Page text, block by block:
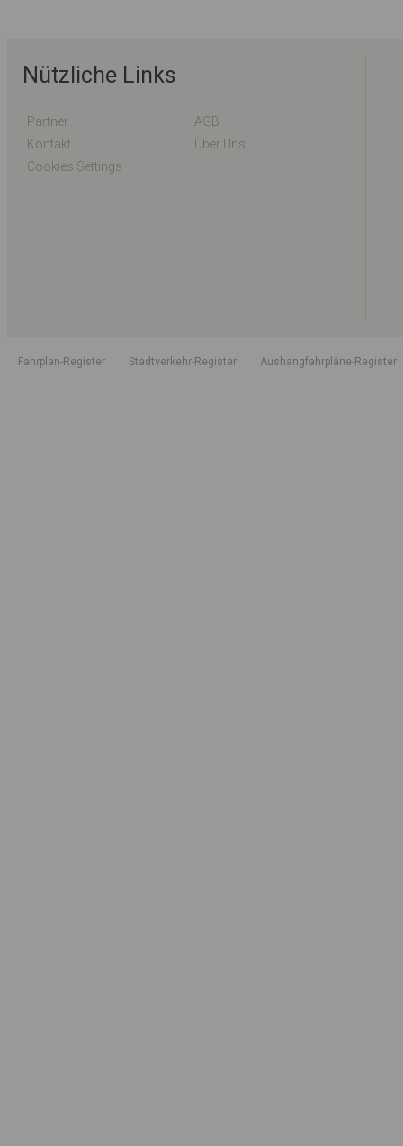
Nützliche Links
Partner
AGB
Kontakt
Über Uns
Cookies Settings
Fahrplan-Register Stadtverkehr-Register Aushangfahrpläne-Register